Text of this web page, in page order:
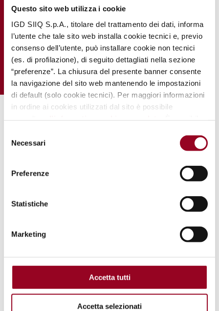
Questo sito web utilizza i cookie
IGD SIIQ S.p.A., titolare del trattamento dei dati, informa
l’utente che tale sito web installa cookie tecnici e, previo
consenso dell’utente, può installare cookie non tecnici
(es. di profilazione), di seguito dettagliati nella sezione
“preferenze”. La chiusura del presente banner consente
la navigazione del sito web mantenendo le impostazioni
di default (solo cookie tecnici). Per maggiori informazioni
in ordine ai cookies utilizzati dal sito è possibile
mediante il link “
delNecessari
Preferenze
Statistiche
Marketing
Accetta tutti
Accetta selezionati
.